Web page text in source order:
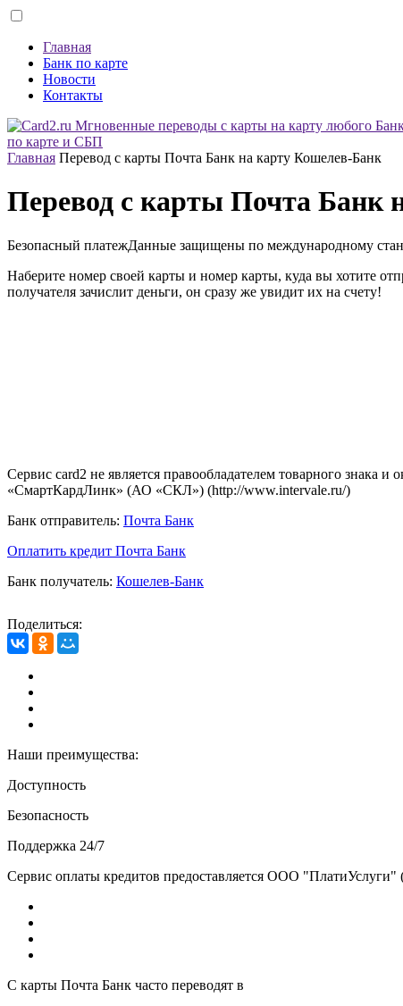
Главная
Банк по карте
Новости
Контакты
по карте и СБП
Главная Перевод с карты Почта Банк на карту Кошелев-Банк
Перевод с карты Почта Банк
Безопасный платежДанные защищены по международному
Наберите номер своей карты и номер карты, куда вы хотите
получателя зачислит деньги, он сразу же увидит их на счету!
Сервис card2 не является правообладателем товарного знака
«СмартКардЛинк» (АО «СКЛ») (http://www.intervale.ru/)
Банк отправитель: Почта Банк
Оплатить кредит Почта Банк
Банк получатель: Кошелев-Банк
Поделиться:
Наши преимущества:
Доступность
Безопасность
Поддержка 24/7
Сервис оплаты кредитов предоставляется ООО "ПлатиУслуги"
С карты Почта Банк часто переводят в